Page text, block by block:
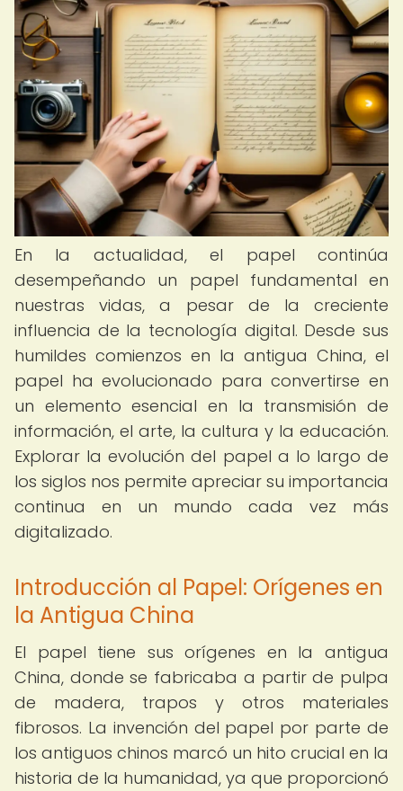
En la actualidad, el papel continúa
desempeñando un papel fundamental en
nuestras vidas, a pesar de la creciente
influencia de la tecnología digital. Desde sus
humildes comienzos en la antigua China, el
papel ha evolucionado para convertirse en
un elemento esencial en la transmisión de
información, el arte, la cultura y la educación.
Explorar la evolución del papel a lo largo de
los siglos nos permite apreciar su importancia
continua en un mundo cada vez más
digitalizado.
Introducción al Papel: Orígenes en
la Antigua China
El papel tiene sus orígenes en la antigua
China, donde se fabricaba a partir de pulpa
de madera, trapos y otros materiales
fibrosos. La invención del papel por parte de
los antiguos chinos marcó un hito crucial en la
historia de la humanidad, ya que proporcionó